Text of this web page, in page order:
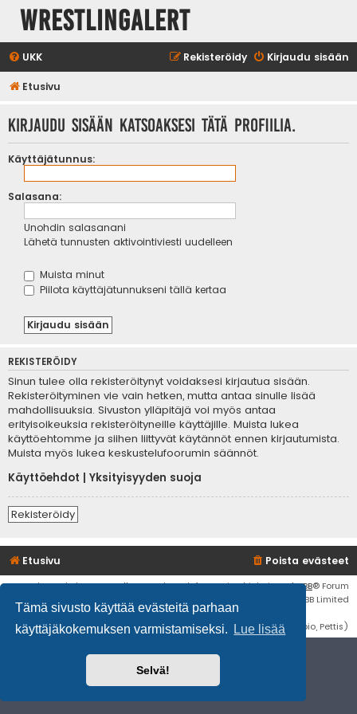
Tämä sivusto käyttää evästeitä parhaan
käyttäjäkokemuksen varmistamiseksi.
Lue lisää
Selvä!
WrestlingAlert
UKK Kirjaudu sisään
Rekisteröidy
Etusivu
Kirjaudu sisään katsoaksesi tätä profiilia.
Käyttäjätunnus:
Salasana:
Unohdin salasanani
Lähetä tunnusten aktivointiviesti uudelleen
Muista minut
Piilota käyttäjätunnukseni tällä kertaa
REKISTERÖIDY
Sinun tulee olla rekisteröitynyt voidaksesi kirjautua sisään.
Rekisteröityminen vie vain hetken, mutta antaa sinulle lisää
mahdollisuuksia. Sivuston ylläpitäjä voi myös antaa
erityisoikeuksia rekisteröityneille käyttäjille. Muista lukea
käyttöehtomme ja siihen liittyvät käytännöt ennen kirjautumista.
Muista myös lukea keskustelufoorumin säännöt.
Käyttöehdot
Yksityisyyden suoja
Rekisteröidy
Etusivu Poista evästeet
Flat Style byIan Bradley• Keskustelufoorumin ohjelmistophpBB® Forum
Software © phpBB Limited
Käännös: phpBB Suomi (lurttinen, harritapio, Pettis)